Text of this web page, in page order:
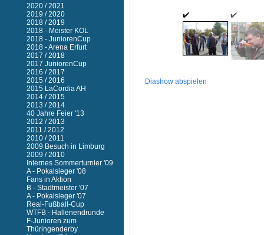
2020 / 2021
2019 / 2020
2018 / 2019
2018 - Meister KOL
2018 - JuniorenCup
2018 - Arena Erfurt
2017 / 2018
2017 JuniorenCup
2016 / 2017
2015 / 2016
2015 LaCordia AH
2014 / 2015
2013 / 2014
40 Jahre Feier '13
2012 / 2013
2011 / 2012
2010 / 2011
2009 Besuch in Limburg
2009 / 2010
Internes Sommerturnier '09
A - Pokalsieger '08
Fans in Aktion
B - Stadtmeister '07
A - Pokalsieger '07
Real-Fußball-Cup
WTFB - Hallenendrunde
F-Junioren zum
Thüringenderby
3 4 5 6 7
Diashow abspielen